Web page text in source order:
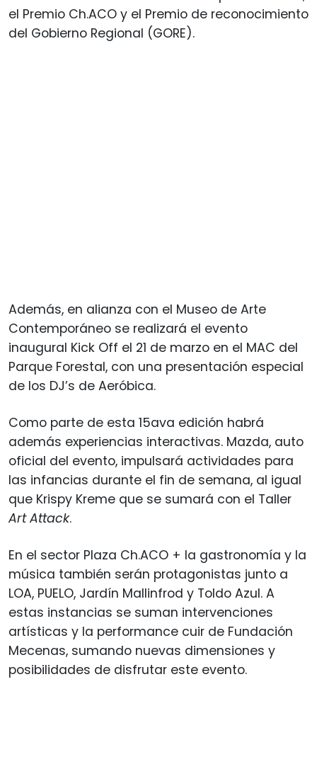
el Premio Ch.ACO y el Premio de reconocimiento
del Gobierno Regional (GORE).
Además, en alianza con el Museo de Arte
Contemporáneo se realizará el evento
inaugural Kick Off el 21 de marzo en el MAC del
Parque Forestal, con una presentación especial
de los DJ’s de Aeróbica.
Como parte de esta 15ava edición habrá
además experiencias interactivas. Mazda, auto
oficial del evento, impulsará actividades para
las infancias durante el fin de semana, al igual
que Krispy Kreme que se sumará con el Taller
Art Attack.
En el sector Plaza Ch.ACO + la gastronomía y la
música también serán protagonistas junto a
LOA, PUELO, Jardín Mallinfrod y Toldo Azul. A
estas instancias se suman intervenciones
artísticas y la performance cuir de Fundación
Mecenas, sumando nuevas dimensiones y
posibilidades de disfrutar este evento.